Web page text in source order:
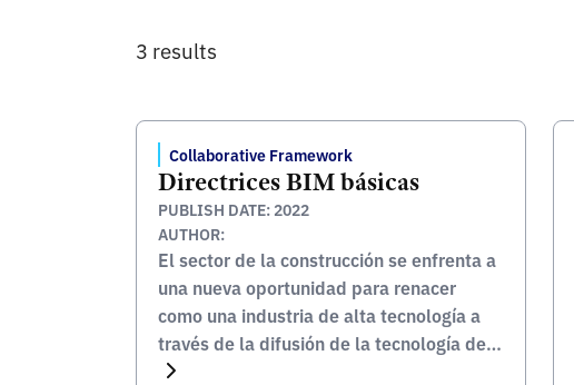
3 results
Collaborative Framework
Directrices BIM básicas
PUBLISH DATE: 2022
AUTHOR:
El sector de la construcción se enfrenta a
una nueva oportunidad para renacer
como una industria de alta tecnología a
través de la difusión de la tecnología de
construcción inteligente a medida que